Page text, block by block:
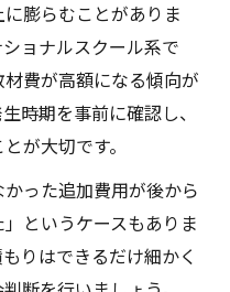
膨らむことがありま
ョナルスクール系で
費が高額になる傾向が
時期を事前に確認し、
が大切です。
った追加費用が後から
というケースもありま
りはできるだけ細かく